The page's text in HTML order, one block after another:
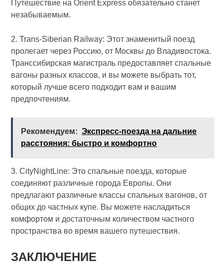
Путешествие на Orient Express обязательно станет
незабываемым.
2. Trans-Siberian Railway: Этот знаменитый поезд
пролегает через Россию, от Москвы до Владивостока.
Транссибирская магистраль предоставляет спальные
вагоны разных классов, и вы можете выбрать тот,
который лучше всего подходит вам и вашим
предпочтениям.
Рекомендуем: Экспресс-поезда на дальние
расстояния: быстро и комфортно
3. CityNightLine: Это спальные поезда, которые
соединяют различные города Европы. Они
предлагают различные классы спальных вагонов, от
общих до частных купе. Вы можете насладиться
комфортом и достаточным количеством частного
пространства во время вашего путешествия.
ЗАКЛЮЧЕНИЕ